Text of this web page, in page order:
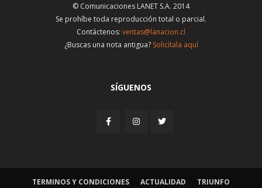
© Comunicaciones LANET S.A. 2014
Se prohíbe toda reproducción total o parcial.
Contáctenos: ventas@lanacion.cl
¿Buscas una nota antigua? Solicítala aquí
SÍGUENOS
TERMINOS Y CONDICIONES ACTUALIDAD TRIUNFO